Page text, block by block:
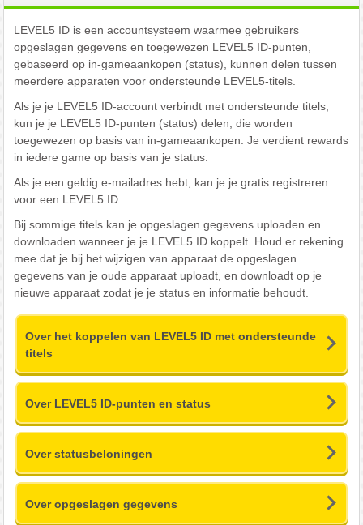
LEVEL5 ID is een accountsysteem waarmee gebruikers
opgeslagen gegevens en toegewezen LEVEL5 ID-punten,
gebaseerd op in-gameaankopen (status), kunnen delen tussen
meerdere apparaten voor ondersteunde LEVEL5-titels.
Als je je LEVEL5 ID-account verbindt met ondersteunde titels,
kun je je LEVEL5 ID-punten (status) delen, die worden
toegewezen op basis van in-gameaankopen. Je verdient rewards
in iedere game op basis van je status.
Als je een geldig e-mailadres hebt, kan je je gratis registreren
voor een LEVEL5 ID.
Bij sommige titels kan je opgeslagen gegevens uploaden en
downloaden wanneer je je LEVEL5 ID koppelt. Houd er rekening
mee dat je bij het wijzigen van apparaat de opgeslagen
gegevens van je oude apparaat uploadt, en downloadt op je
nieuwe apparaat zodat je je status en informatie behoudt.
Over het koppelen van LEVEL5 ID met ondersteunde
titels
Over LEVEL5 ID-punten en status
Over statusbeloningen
Over opgeslagen gegevens